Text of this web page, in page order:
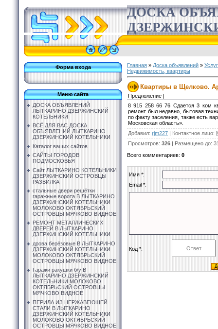
ДОСКА
Форма входа
Меню сайта
ДОСКА ОБЪЯВЛЕНИЙ
ЛЫТКАРИНО ДЗЕРЖИНСКИЙ
КОТЕЛЬНИКИ
ВСЁ ДЛЯ ВАС ДОСКА
ОБЪЯВЛЕНИЙ ЛЫТКАРИНО
ДЗЕРЖИНСКИЙ КОТЕЛЬНИКИ
Каталог ваших сайтов
САЙТЫ ГОРОДОВ
ПОДМОСКОВЬЯ
Сайт ЛЫТКАРИНО КОТЕЛЬНИКИ
ДЗЕРЖИНСКИЙ ОСТРОВЦЫ
РАЗВИЛКА
стальные двери решётки
гаражные ворота В ЛЫТКАРИНО
ДЗЕРЖИНСКИЙ КОТЕЛЬНИКИ
МОЛОКОВО ОКТЯБРЬСКИЙ
ОСТРОВЦЫ МЯЧКОВО ВИДНОЕ
РЕМОНТ МЕТАЛЛИЧЕСКИХ
ДВЕРЕЙ В ЛЫТКАРИНО
ДЗЕРЖИНСКИЙ КОТЕЛЬНИКИ
дрова берёзовые В ЛЫТКАРИНО
ДЗЕРЖИНСКИЙ КОТЕЛЬНИКИ
МОЛОКОВО ОКТЯБРЬСКИЙ
ОСТРОВЦЫ МЯЧКОВО ВИДНОЕ
Гаражи ракушки б/у В
ЛЫТКАРИНО ДЗЕРЖИНСКИЙ
КОТЕЛЬНИКИ МОЛОКОВО
ОКТЯБРЬСКИЙ ОСТРОВЦЫ
МЯЧКОВО ВИДНОЕ
ПЕРИЛА ИЗ НЕРЖАВЕЮЩЕЙ
СТАЛИ В ЛЫТКАРИНО
ДЗЕРЖИНСКИЙ КОТЕЛЬНИКИ
МОЛОКОВО ОКТЯБРЬСКИЙ
ОСТРОВЦЫ МЯЧКОВО ВИДНОЕ
Главная » Доска объявлений »
Недвижимость, квартиры
Квартиры в Щелково.
Предложение |
8 915 258 66 76 Сдается 3 ком
ремонт был недавно, бытовая
по факту заселения, также есть
Московская область».
Добавил: rjm227 | Контактное лицо:
Просмотров: 326 | Размещено до:
Всего комментариев: 0
Имя *:
Email *:
Код *: